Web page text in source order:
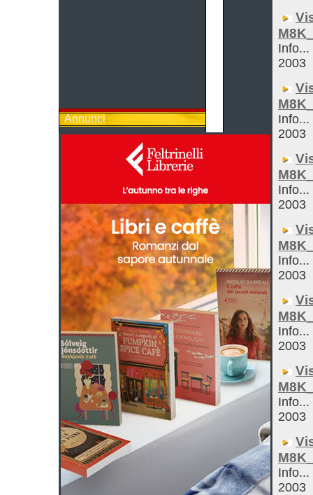
Annunci
Info...
2003
Info...
2003
Info...
2003
Info...
2003
Info...
2003
Info...
2003
Info...
2003